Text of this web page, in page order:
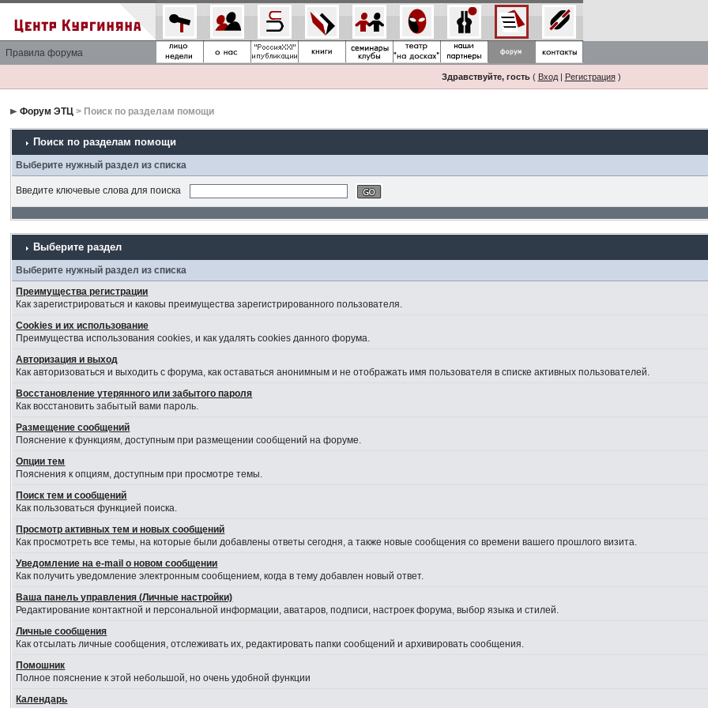
Правила форума
Здравствуйте, гость( Вход| Регистрация)
Форум ЭТЦ > Поиск по разделам помощи
Поиск по разделам помощи
Выберите нужный раздел из списка
Введите ключевые слова для поиска
Выберите раздел
Выберите нужный раздел из списка
Преимущества регистрации
Как зарегистрироваться и каковы преимущества зарегистрированного пользователя.
Cookies и их использование
Преимущества использования cookies, и как удалять cookies данного форума.
Авторизация и выход
Как авторизоваться и выходить с форума, как оставаться анонимным и не отображать имя пользователя в списке активных пользователей.
Восстановление утерянного или забытого пароля
Как восстановить забытый вами пароль.
Размещение сообщений
Пояснение к функциям, доступным при размещении сообщений на форуме.
Опции тем
Пояснения к опциям, доступным при просмотре темы.
Поиск тем и сообщений
Как пользоваться функцией поиска.
Просмотр активных тем и новых сообщений
Как просмотреть все темы, на которые были добавлены ответы сегодня, а также новые сообщения со времени вашего прошлого визита.
Уведомление на е-mail о новом сообщении
Как получить уведомление электронным сообщением, когда в тему добавлен новый ответ.
Ваша панель управления (Личные настройки)
Редактирование контактной и персональной информации, аватаров, подписи, настроек форума, выбор языка и стилей.
Личные сообщения
Как отсылать личные сообщения, отслеживать их, редактировать папки сообщений и архивировать сообщения.
Помошник
Полное пояснение к этой небольшой, но очень удобной функции
Календарь